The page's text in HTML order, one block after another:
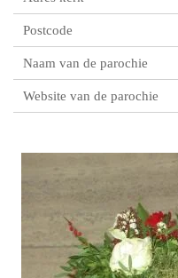
Postcode
Naam van de parochie
Website van de parochie